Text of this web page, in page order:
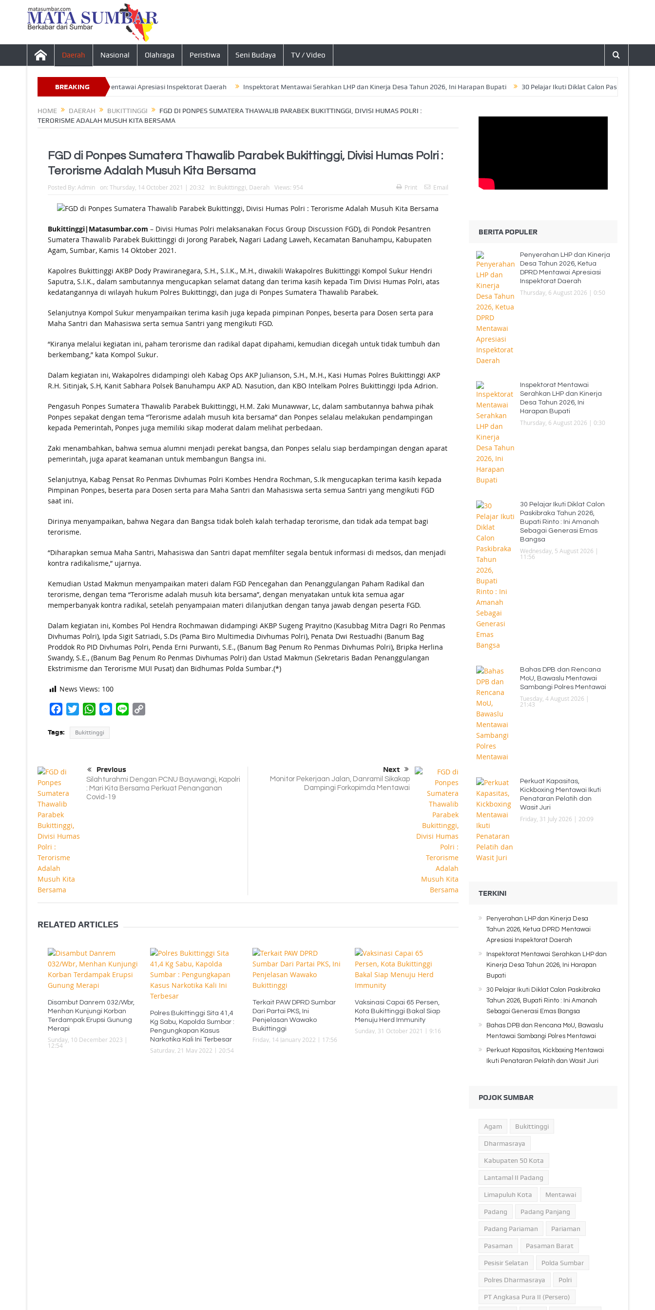
Daerah Nasional Olahraga Peristiwa Seni Budaya TV / Video
BREAKING
NEWS
Tahun 2026, Ketua DPRD Mentawai Apresiasi Inspektorat Daerah Inspektorat Mentawai Serahkan LHP dan Kinerja Desa Tahun 2026, Ini Harapan Bupati 30 Pelajar Ikuti Diklat Calon Paskibraka Tahun
HOME DAERAH BUKITTINGGI
FGD DI PONPES SUMATERA THAWALIB PARABEK BUKITTINGGI, DIVISI HUMAS POLRI :
TERORISME ADALAH MUSUH KITA BERSAMA
FGD di Ponpes Sumatera Thawalib Parabek Bukittinggi, Divisi Humas Polri :
Terorisme Adalah Musuh Kita Bersama
Posted By: Admin on: Thursday, 14 October 2021 | 20:32 In: Bukittinggi Daerah Views: 954 Print Email
Bukittinggi|Matasumbar.com – Divisi Humas Polri melaksanakan Focus Group Discussion FGD), di Pondok Pesantren
Sumatera Thawalib Parabek Bukittinggi di Jorong Parabek, Nagari Ladang Laweh, Kecamatan Banuhampu, Kabupaten
Agam, Sumbar, Kamis 14 Oktober 2021.
Kapolres Bukittinggi AKBP Dody Prawiranegara, S.H., S.I.K., M.H., diwakili Wakapolres Bukittinggi Kompol Sukur Hendri
Saputra, S.I.K., dalam sambutannya mengucapkan selamat datang dan terima kasih kepada Tim Divisi Humas Polri, atas
kedatangannya di wilayah hukum Polres Bukittinggi, dan juga di Ponpes Sumatera Thawalib Parabek.
Selanjutnya Kompol Sukur menyampaikan terima kasih juga kepada pimpinan Ponpes, beserta para Dosen serta para
Maha Santri dan Mahasiswa serta semua Santri yang mengikuti FGD.
“Kiranya melalui kegiatan ini, paham terorisme dan radikal dapat dipahami, kemudian dicegah untuk tidak tumbuh dan
berkembang,” kata Kompol Sukur.
Dalam kegiatan ini, Wakapolres didampingi oleh Kabag Ops AKP Julianson, S.H., M.H., Kasi Humas Polres Bukittinggi AKP
R.H. Sitinjak, S.H, Kanit Sabhara Polsek Banuhampu AKP AD. Nasution, dan KBO Intelkam Polres Bukittinggi Ipda Adrion.
Pengasuh Ponpes Sumatera Thawalib Parabek Bukittinggi, H.M. Zaki Munawwar, Lc, dalam sambutannya bahwa pihak
Ponpes sepakat dengan tema “Terorisme adalah musuh kita bersama” dan Ponpes selalau melakukan pendampingan
kepada Pemerintah, Ponpes juga memiliki sikap moderat dalam melihat perbedaan.
Zaki menambahkan, bahwa semua alumni menjadi perekat bangsa, dan Ponpes selalu siap berdampingan dengan aparat
pemerintah, juga aparat keamanan untuk membangun Bangsa ini.
Selanjutnya, Kabag Pensat Ro Penmas Divhumas Polri Kombes Hendra Rochman, S.Ik mengucapkan terima kasih kepada
Pimpinan Ponpes, beserta para Dosen serta para Maha Santri dan Mahasiswa serta semua Santri yang mengikuti FGD
saat ini.
Dirinya menyampaikan, bahwa Negara dan Bangsa tidak boleh kalah terhadap terorisme, dan tidak ada tempat bagi
terorisme.
“Diharapkan semua Maha Santri, Mahasiswa dan Santri dapat memfilter segala bentuk informasi di medsos, dan menjadi
kontra radikalisme,” ujarnya.
Kemudian Ustad Makmun menyampaikan materi dalam FGD Pencegahan dan Penanggulangan Paham Radikal dan
terorisme, dengan tema “Terorisme adalah musuh kita bersama”, dengan menyatakan untuk kita semua agar
memperbanyak kontra radikal, setelah penyampaian materi dilanjutkan dengan tanya jawab dengan peserta FGD.
Dalam kegiatan ini, Kombes Pol Hendra Rochmawan didampingi AKBP Sugeng Prayitno (Kasubbag Mitra Dagri Ro Penmas
Divhumas Polri), Ipda Sigit Satriadi, S.Ds (Pama Biro Multimedia Divhumas Polri), Penata Dwi Restuadhi (Banum Bag
Proddok Ro PID Divhumas Polri, Penda Erni Purwanti, S.E., (Banum Bag Penum Ro Penmas Divhumas Polri), Bripka Herlina
Swandy, S.E., (Banum Bag Penum Ro Penmas Divhumas Polri) dan Ustad Makmun (Sekretaris Badan Penanggulangan
Ekstrimisme dan Terorisme MUI Pusat) dan Bidhumas Polda Sumbar.(*)
News Views: 100
FacebookTwitterWhatsAppMessenger
Line
Tags: Bukittinggi
Previous
Silahturahmi Dengan PCNU Bayuwangi, Kapolri
: Mari Kita Bersama Perkuat Penanganan
Covid-19
Next
Monitor Pekerjaan Jalan, Danramil Sikakap
Dampingi Forkopimda Mentawai
RELATED ARTICLES
Disambut Danrem 032/Wbr,
Menhan Kunjungi Korban
Terdampak Erupsi Gunung
Merapi
Sunday, 10 December 2023 |
12:54
Polres Bukittinggi Sita 41,4
Kg Sabu, Kapolda Sumbar :
Pengungkapan Kasus
Narkotika Kali Ini Terbesar
Saturday, 21 May 2022 | 20:54
Terkait PAW DPRD Sumbar
Dari Partai PKS, Ini
Penjelasan Wawako
Bukittinggi
Friday, 14 January 2022 | 17:56
Vaksinasi Capai 65 Persen,
Kota Bukittinggi Bakal Siap
Menuju Herd Immunity
Sunday, 31 October 2021 | 9:16
BERITA POPULER
Penyerahan LHP dan Kinerja
Desa Tahun 2026, Ketua
DPRD Mentawai Apresiasi
Inspektorat Daerah
Thursday, 6 August 2026 | 0:50
Inspektorat Mentawai
Serahkan LHP dan Kinerja
Desa Tahun 2026, Ini
Harapan Bupati
Thursday, 6 August 2026 | 0:30
30 Pelajar Ikuti Diklat Calon
Paskibraka Tahun 2026,
Bupati Rinto : Ini Amanah
Sebagai Generasi Emas
Bangsa
Wednesday, 5 August 2026 |
11:56
Bahas DPB dan Rencana
MoU, Bawaslu Mentawai
Sambangi Polres Mentawai
Tuesday, 4 August 2026 |
21:43
Perkuat Kapasitas,
Kickboxing Mentawai Ikuti
Penataran Pelatih dan
Wasit Juri
Friday, 31 July 2026 | 20:09
TERKINI
Penyerahan LHP dan Kinerja Desa
Tahun 2026, Ketua DPRD Mentawai
Apresiasi Inspektorat Daerah
Inspektorat Mentawai Serahkan LHP dan
Kinerja Desa Tahun 2026, Ini Harapan
Bupati
30 Pelajar Ikuti Diklat Calon Paskibraka
Tahun 2026, Bupati Rinto : Ini Amanah
Sebagai Generasi Emas Bangsa
Bahas DPB dan Rencana MoU, Bawaslu
Mentawai Sambangi Polres Mentawai
Perkuat Kapasitas, Kickboxing Mentawai
Ikuti Penataran Pelatih dan Wasit Juri
POJOK SUMBAR
Agam Bukittinggi
Dharmasraya
Kabupaten 50 Kota
Lantamal II Padang
Limapuluh Kota Mentawai
Padang Padang Panjang
Padang Pariaman Pariaman
Pasaman Pasaman Barat
Pesisir Selatan Polda Sumbar
Polres Dharmasraya Polri
PT Angkasa Pura II (Persero)